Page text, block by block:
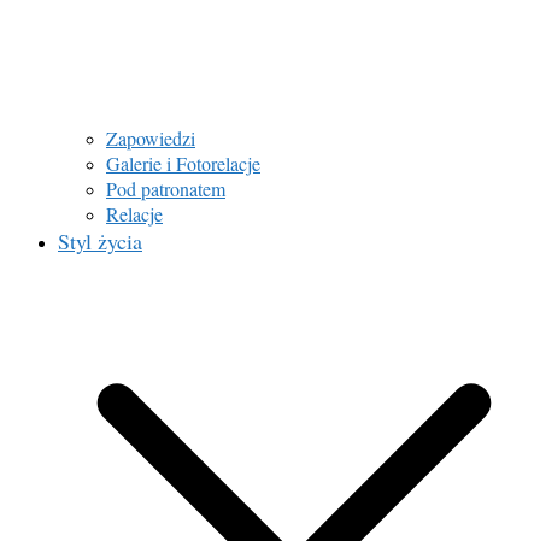
Zapowiedzi
Galerie i Fotorelacje
Pod patronatem
Relacje
Styl życia